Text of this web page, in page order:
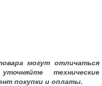
могут отличаться
технические
покупки и оплаты.